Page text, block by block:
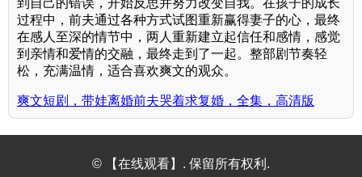
到自己的错误，开始反思并努力改变自我。在孩子的成长
过程中，前夫通过各种方式试图重新赢得妻子的心，最终
在感人至深的情节中，两人重新建立起信任和感情，感觉
到亲情和爱情的交融，最终走到了一起。整部剧节奏轻
松，充满温情，适合喜欢爽文的观众。
爽文短剧，带娃离婚前夫哭着求复婚，全集，高清版
© 【在线观看】. 保留所有权利.